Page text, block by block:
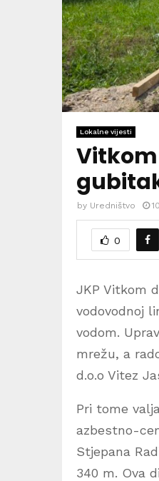
Lokalne vijesti
by Uredništvo
0
JKP Vitkom
vodovodnoj
vodom.
mrežu, a
d.o.o Vitez
Pri tome
azbestno-
Stjepana
340 m. Ova